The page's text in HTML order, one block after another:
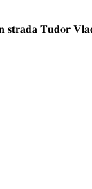
𝐬𝐭𝐫𝐚𝐝𝐚 𝐓𝐮𝐝𝐨𝐫